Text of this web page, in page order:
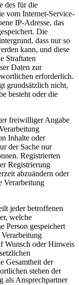
des für die
vom Internet-Service-
IP-Adresse, das
Die
dass nur so
kann, und diese
Straftaten
Daten zur
erforderlich.
grundsätzlich nicht,
besteht oder die
freiwilliger Angabe
Inhalte oder
der Sache nur
Registrierten
Registrierung
abzuändern oder
Verarbeitung
jeder betroffenen
welche
Person gespeichert
Wunsch oder Hinweis
Gesamtheit der
stehen der
als Ansprechpartner